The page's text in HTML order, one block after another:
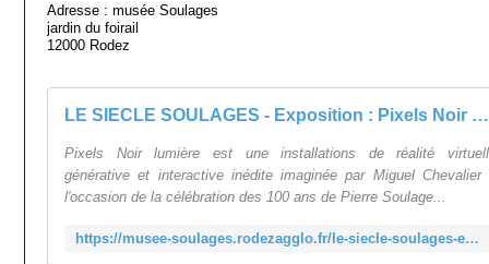
Adresse : musée Soulages
jardin du foirail
12000 Rodez
LE SIECLE SOULAGES - Exposition : Pixels Noir Lumière, Miguel Chevalier au musée Soulages * Musée Soulages Rodez
Pixels Noir lumière est une installations de réalité
générative et interactive inédite imaginée par Miguel Chevalier
l'occasion de la célébration des 100 ans de Pierre Soulage...
https://musee-soulages.rodezagglo.fr/le-siecle-soulages-exposition-pixels-noir-lumiere-miguel-chevalier-au-musee-soulages/